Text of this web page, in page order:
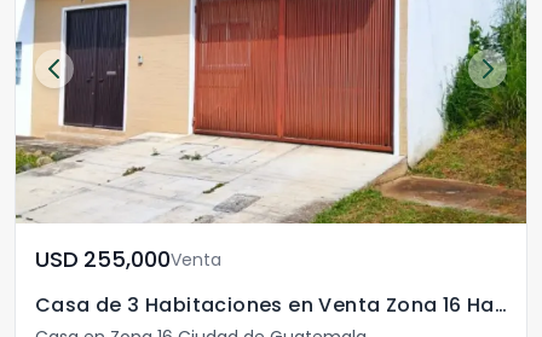
USD	255,000Venta
Casa de 3 Habitaciones en Venta Zona 16 Hacienda Real